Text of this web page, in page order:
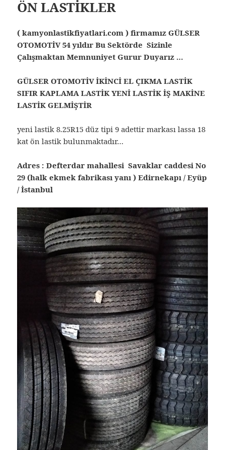
ÖN LASTİKLER
( kamyonlastikfiyatlari.com ) firmamız GÜLSER
OTOMOTİV 54 yıldır Bu Sektörde Sizinle
Çalışmaktan Memnuniyet Gurur Duyarız …
GÜLSER OTOMOTİV İKİNCİ EL ÇIKMA LASTİK
SIFIR KAPLAMA LASTİK YENİ LASTİK İŞ MAKİNE
LASTİK GELMİŞTİR
yeni lastik 8.25R15 düz tipi 9 adettir markası lassa 18
kat ön lastik bulunmaktadır…
Adres : Defterdar mahallesi Savaklar caddesi No
29 (halk ekmek fabrikası yanı ) Edirnekapı / Eyüp
/ İstanbul